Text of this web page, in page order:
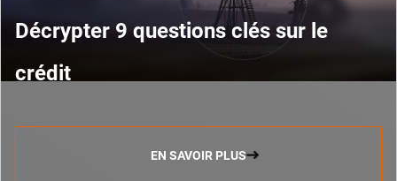
Décrypter 9 questions clés sur le
crédit
EN SAVOIR PLUS